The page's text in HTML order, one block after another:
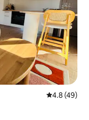
평점 4.8점(5
4.8 (49)